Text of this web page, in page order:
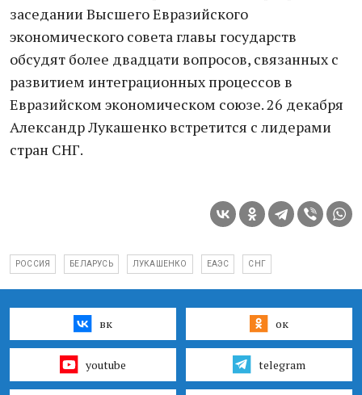
заседании Высшего Евразийского
экономического совета главы государств
обсудят более двадцати вопросов, связанных с
развитием интеграционных процессов в
Евразийском экономическом союзе. 26 декабря
Александр Лукашенко встретится с лидерами
стран СНГ.
РОССИЯ БЕЛАРУСЬ ЛУКАШЕНКО ЕАЭС СНГ
вк ок
youtube telegram